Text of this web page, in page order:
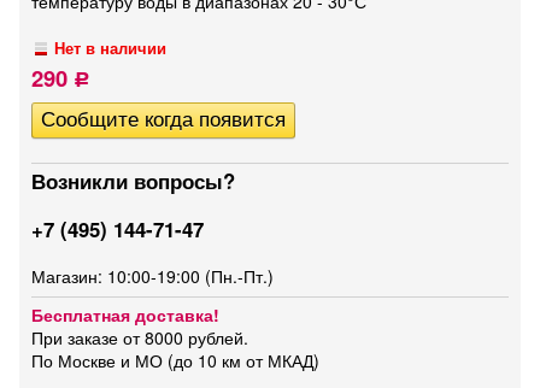
Нет в наличии
290 Р
Возникли вопросы?
+7 (495) 144-71-47
Магазин: 10:00-19:00 (Пн.-Пт.)
Бесплатная доставка!
При заказе от 8000 рублей.
По Москве и МО (до 10 км от МКАД)